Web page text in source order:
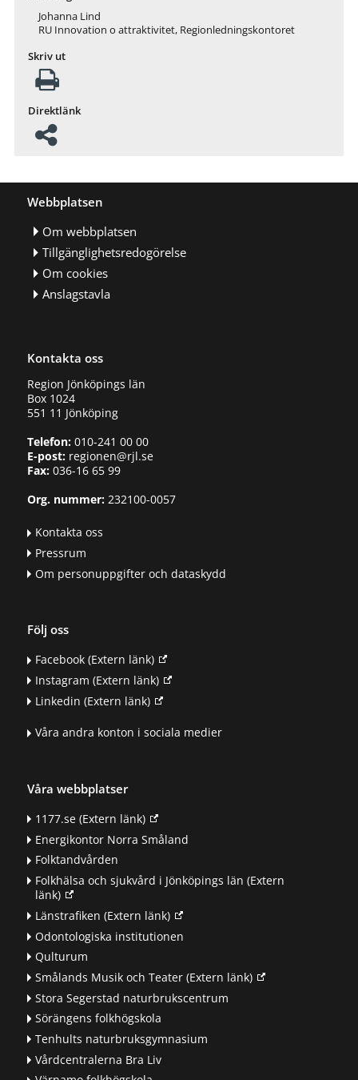
Johanna Lind
RU Innovation o attraktivitet, Regionledningskontoret
Skriv ut
Direktlänk
Webbplatsen
Om webbplatsen
Tillgänglighetsredogörelse
Om cookies
Anslagstavla
Kontakta oss
Region Jönköpings län
Box 1024
551 11 Jönköping
Telefon:010-241 00 00
E-post:regionen@rjl.se
Fax: 036-16 65 99
Org. nummer:232100-0057
Kontakta oss
Pressrum
Om personuppgifter och dataskydd
Följ oss
Facebook(Extern länk)
Instagram (Extern länk)
Linkedin (Extern länk)
Våra andra konton i sociala medier
Våra webbplatser
1177.se(Extern länk)
Energikontor Norra Småland
Folktandvården
Folkhälsa och sjukvård i Jönköpings län (Extern
länk)
Länstrafiken (Extern länk)
Odontologiska institutionen
Qulturum
Smålands Musik och Teater(Extern länk)
Stora Segerstad naturbrukscentrum
Sörängens folkhögskola
Tenhults naturbruksgymnasium
Vårdcentralerna Bra Liv